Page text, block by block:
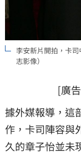
李安新片開拍，卡
志影像）
[廣
據外媒報導，這
作，卡司陣容與
久的章子怡並未